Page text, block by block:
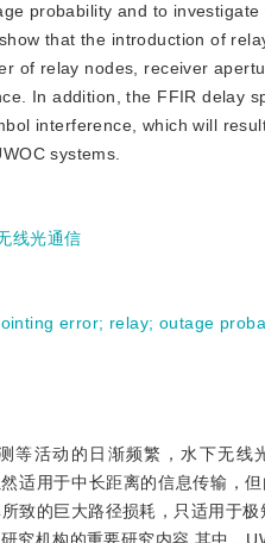
probability and to
that the introduction of
of relay nodes, receiver
In addition, the FFIR delay
interference, which will
systems.
线光通信
error; relay; outage
活动的日渐频繁，水下无线
适用于中长距离的信息传输，
致的巨大路径损耗，只适用于极